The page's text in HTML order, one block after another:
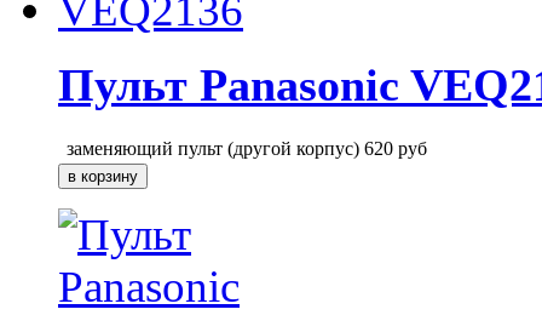
Пульт Panasonic
заменяющий пульт (другой корпус) 620 руб